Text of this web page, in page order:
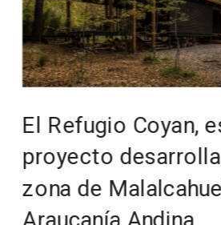
El Refugio Coyan,
proyecto
zona de
Araucanía Andina.